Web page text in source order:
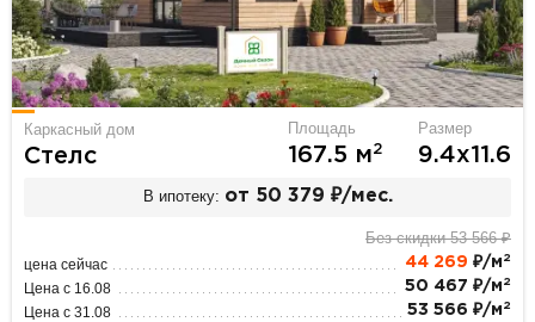
Каркасный дом
Стелс
Площадь
167.5 м2
Размер
9.4х11.6
В ипотеку: от 50 379 ₽/мес.
Без скидки 53 566 ₽
цена сейчас 44 269 ₽/м 2
Цена с 16.08 50 467 ₽/м 2
Цена с 31.08 53 566 ₽/м 2